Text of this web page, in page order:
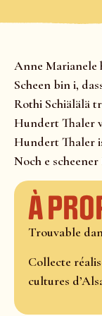
Anne Marianele
Scheen bin i,
Rothi Schiälälä
Hundert Thaler
Hundert Thaler
Noch e
À
Trouvable
Collecte
cultures